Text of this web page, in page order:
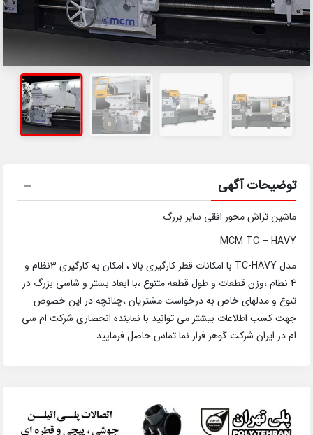
توضیحات آگهی
ماشین تراش محور افقی سایز بزرگ
MCM TC – HAVY
مدل TC-HAVY با امکانات قطر کارگیری بالا ، امکان به کارگیری 3نظام و
4 نظام ،وزن قطعات و طول قطعه متنوع ،با ابعاد بستر و شاسی بزرگ در
تنوع و مدلهای خاص به درخواست مشتریان ،چنانچه در این خصوص
جهت کسب اطلاعات بیشتر می توانید با نماینده انحصاری شرکت ام سی
ام در ایران شرکت گوهر فراز نما تماس حاصل فرمایید.